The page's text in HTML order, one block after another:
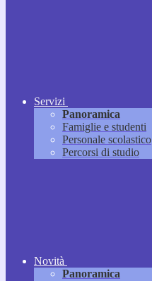
Servizi
Panoramica
Famiglie e studenti
Personale scolastico
Percorsi di studio
Novità
Panoramica